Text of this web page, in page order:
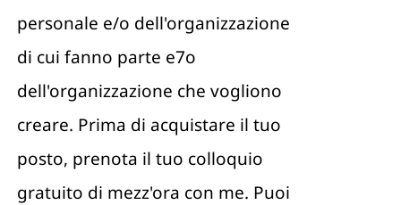
personale e/o dell'organizzazione
di cui fanno parte e7o
dell'organizzazione che vogliono
creare. Prima di acquistare il tuo
posto, prenota il tuo colloquio
gratuito di mezz'ora con me. Puoi